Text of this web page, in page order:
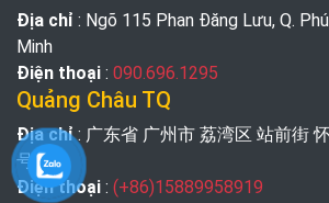
Địa chỉ : Ngõ 115 Phan Đăng Lưu, Q.
Minh
Điện thoại : 090.696.1295
Quảng Châu TQ
Địa chỉ: 广东省 广州市 荔湾区 站前街
号
Điện thoại : (+86)15889958919